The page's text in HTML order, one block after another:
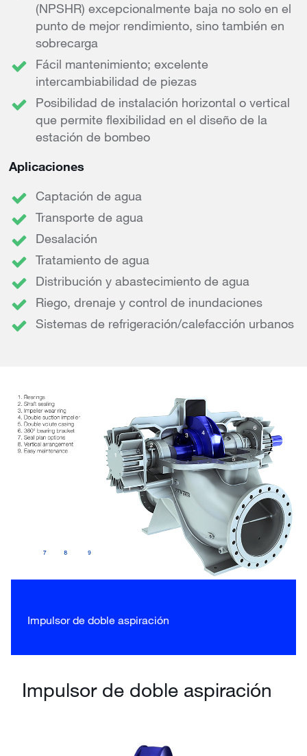
(NPSHR) excepcionalmente baja no solo en el
punto de mejor rendimiento, sino también en
sobrecarga
Fácil mantenimiento; excelente
intercambiabilidad de piezas
Posibilidad de instalación horizontal o vertical
que permite flexibilidad en el diseño de la
estación de bombeo
Aplicaciones
Captación de agua
Transporte de agua
Desalación
Tratamiento de agua
Distribución y abastecimiento de agua
Riego, drenaje y control de inundaciones
Sistemas de refrigeración/calefacción urbanos
Impulsor de doble aspiración
Impulsor de doble aspiración